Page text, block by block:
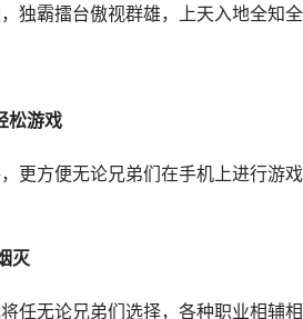
独霸擂台傲视群雄，上天入地全知全
松游戏
更方便无论兄弟们在手机上进行游
灭
任无论兄弟们选择，各种职业相辅